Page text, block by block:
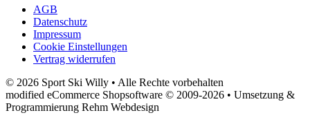
AGB
Datenschutz
Impressum
Cookie Einstellungen
Vertrag widerrufen
© 2026 Sport Ski Willy • Alle Rechte vorbehalten
modified eCommerce Shopsoftware © 2009-2026 • Umsetzung &
Programmierung Rehm Webdesign